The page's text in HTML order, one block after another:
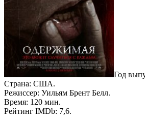
Год
Страна: США.
Режиссер: Уильям Брент Белл.
Время: 120 мин.
Рейтинг IMDb: 7,6.